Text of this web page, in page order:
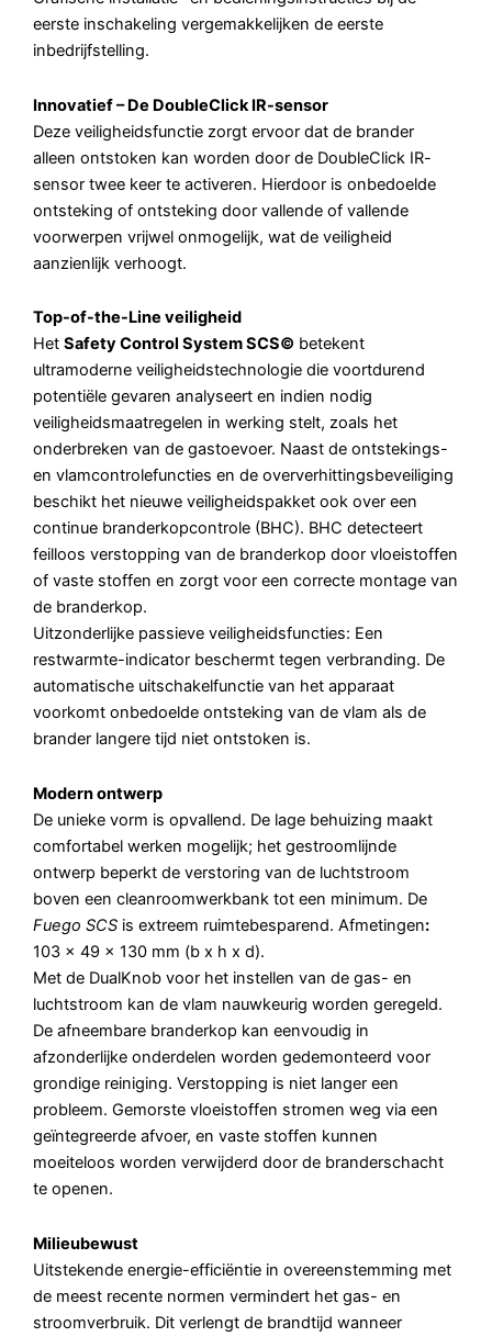
eerste inschakeling vergemakkelijken de eerste
inbedrijfstelling.
Innovatief – De DoubleClick IR-sensor
Deze veiligheidsfunctie zorgt ervoor dat de brander
alleen ontstoken kan worden door de DoubleClick IR-
sensor twee keer te activeren. Hierdoor is onbedoelde
ontsteking of ontsteking door vallende of vallende
voorwerpen vrijwel onmogelijk, wat de veiligheid
aanzienlijk verhoogt.
Top-of-the-Line veiligheid
Het Safety Control System SCS© betekent
ultramoderne veiligheidstechnologie die voortdurend
potentiële gevaren analyseert en indien nodig
veiligheidsmaatregelen in werking stelt, zoals het
onderbreken van de gastoevoer. Naast de ontstekings-
en vlamcontrolefuncties en de oververhittingsbeveiliging
beschikt het nieuwe veiligheidspakket ook over een
continue branderkopcontrole (BHC). BHC detecteert
feilloos verstopping van de branderkop door vloeistoffen
of vaste stoffen en zorgt voor een correcte montage van
de branderkop.
Uitzonderlijke passieve veiligheidsfuncties: Een
restwarmte-indicator beschermt tegen verbranding. De
automatische uitschakelfunctie van het apparaat
voorkomt onbedoelde ontsteking van de vlam als de
brander langere tijd niet ontstoken is.
Modern ontwerp
De unieke vorm is opvallend. De lage behuizing maakt
comfortabel werken mogelijk; het gestroomlijnde
ontwerp beperkt de verstoring van de luchtstroom
boven een cleanroomwerkbank tot een minimum. De
Fuego SCS is extreem ruimtebesparend. Afmetingen:
103 x 49 x 130 mm (b x h x d).
Met de DualKnob voor het instellen van de gas- en
luchtstroom kan de vlam nauwkeurig worden geregeld.
De afneembare branderkop kan eenvoudig in
afzonderlijke onderdelen worden gedemonteerd voor
grondige reiniging. Verstopping is niet langer een
probleem. Gemorste vloeistoffen stromen weg via een
geïntegreerde afvoer, en vaste stoffen kunnen
moeiteloos worden verwijderd door de branderschacht
te openen.
Milieubewust
Uitstekende energie-efficiëntie in overeenstemming met
de meest recente normen vermindert het gas- en
stroomverbruik. Dit verlengt de brandtijd wanneer